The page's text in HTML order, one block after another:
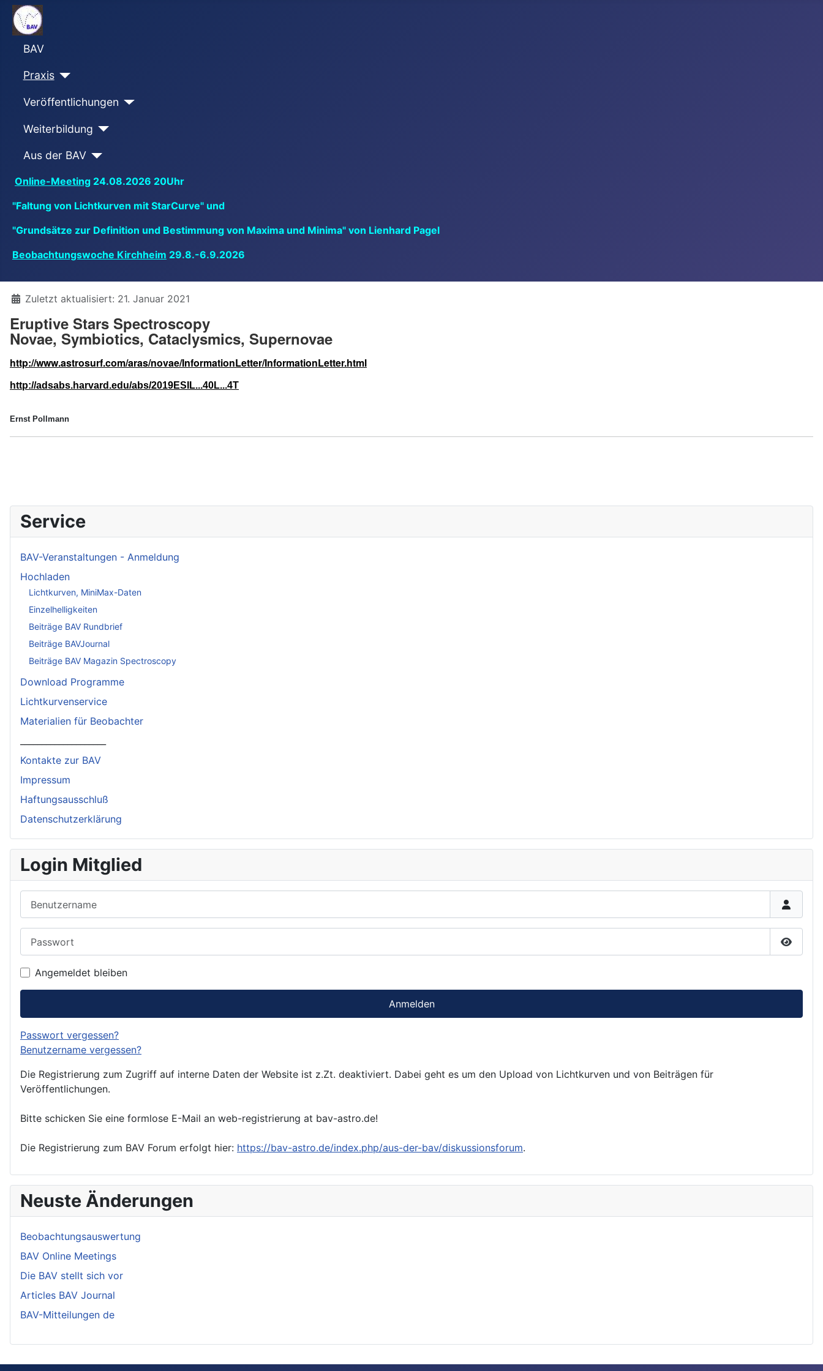
BAV
Praxis
Veröffentlichungen
Weiterbildung
Aus der BAV
Online-Meeting 24.08.2026 20Uhr
"Faltung von Lichtkurven mit StarCurve" und
"Grundsätze zur Definition und Bestimmung von Maxima und Minima" von Lienhard Pagel
Beobachtungswoche Kirchheim 29.8.-6.9.2026
DetailsZuletzt aktualisiert: 21. Januar 2021
Eruptive Stars Spectroscopy
Novae, Symbiotics, Cataclysmics, Supernovae
http://www.astrosurf.com/aras/novae/InformationLetter/InformationLetter.html
http://adsabs.harvard.edu/abs/2019ESIL...40L...4T
Ernst Pollmann
Service
BAV-Veranstaltungen - Anmeldung
Hochladen
Lichtkurven, MiniMax-Daten
Einzelhelligkeiten
Beiträge BAV Rundbrief
Beiträge BAVJournal
Beiträge BAV Magazin Spectroscopy
Download Programme
Lichtkurvenservice
Materialien für Beobachter
Kontakte zur BAV
Impressum
Haftungsausschluß
Datenschutzerklärung
Login Mitglied
Angemeldet bleiben
Anmelden
Passwort vergessen?
Benutzername vergessen?
Die Registrierung zum Zugriff auf interne Daten der Website ist z.Zt. deaktiviert. Dabei geht es um den Upload von Lichtkurven und von Beiträgen für
Veröffentlichungen.
Bitte schicken Sie eine formlose E-Mail an web-registrierung at bav-astro.de!
Die Registrierung zum BAV Forum erfolgt hier: https://bav-astro.de/index.php/aus-der-bav/diskussionsforum.
Neuste Änderungen
Beobachtungsauswertung
BAV Online Meetings
Die BAV stellt sich vor
Articles BAV Journal
BAV-Mitteilungen de